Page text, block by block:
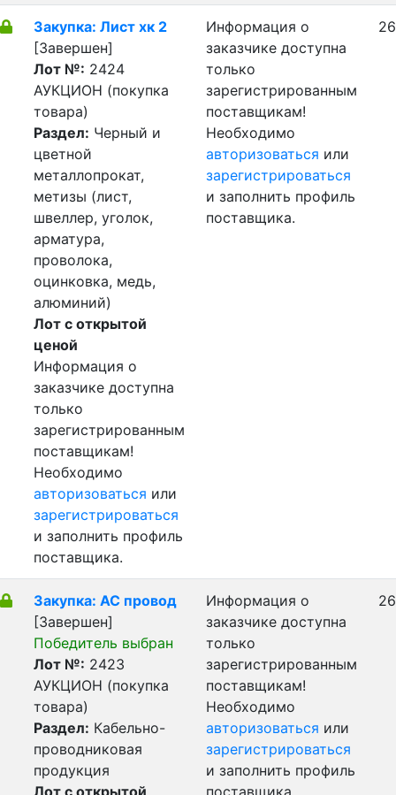
Закупка: Лист хк 2
[Завершен]
Лот №: 2424
АУКЦИОН (покупка
товара)
Раздел: Черный и
цветной
металлопрокат,
метизы (лист,
швеллер, уголок,
арматура,
проволока,
оцинковка, медь,
алюминий)
Лот с открытой
ценой
Информация о
заказчике доступна
только
зарегистрированным
поставщикам!
Необходимо
авторизоваться или
зарегистрироваться
и заполнить профиль
поставщика.
Информация о
заказчике доступна
только
зарегистрированным
поставщикам!
Необходимо
авторизоваться или
зарегистрироваться
и заполнить профиль
поставщика.
Закупка: АС провод
[Завершен]
Победитель выбран
Лот №: 2423
АУКЦИОН (покупка
товара)
Раздел: Кабельно-
проводниковая
продукция
Лот с открытой
Информация о
заказчике доступна
только
зарегистрированным
поставщикам!
Необходимо
авторизоваться или
зарегистрироваться
и заполнить профиль
поставщика.